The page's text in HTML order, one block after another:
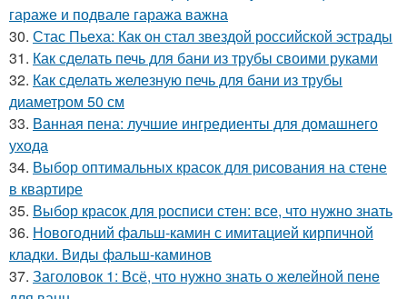
гараже и подвале гаража важна
30. Стас Пьеха: Как он стал звездой российской эстрады
31. Как сделать печь для бани из трубы своими руками
32. Как сделать железную печь для бани из трубы
диаметром 50 см
33. Ванная пена: лучшие ингредиенты для домашнего
ухода
34. Выбор оптимальных красок для рисования на стене
в квартире
35. Выбор красок для росписи стен: все, что нужно знать
36. Новогодний фальш-камин с имитацией кирпичной
кладки. Виды фальш-каминов
37. Заголовок 1: Всё, что нужно знать о желейной пенe